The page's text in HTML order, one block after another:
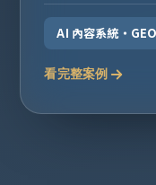
AI 內容系統・GEO
看完整案例